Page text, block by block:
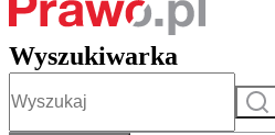
Wyszukiwarka